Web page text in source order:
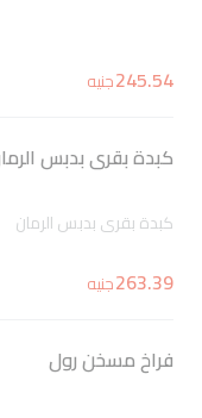
245.54جنيه
كبدة بقرى بدبس
كبدة بقرى بدبس الرمان
263.39جنيه
فراخ مسخن رول